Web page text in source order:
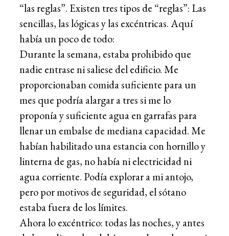
“las reglas”. Existen tres tipos de “reglas”: Las
sencillas, las lógicas y las excéntricas. Aquí
había un poco de todo:
Durante la semana, estaba prohibido que
nadie entrase ni saliese del edificio. Me
proporcionaban comida suficiente para un
mes que podría alargar a tres si me lo
proponía y suficiente agua en garrafas para
llenar un embalse de mediana capacidad. Me
habían habilitado una estancia con hornillo y
linterna de gas, no había ni electricidad ni
agua corriente. Podía explorar a mi antojo,
pero por motivos de seguridad, el sótano
estaba fuera de los límites.
Ahora lo excéntrico: todas las noches, y antes